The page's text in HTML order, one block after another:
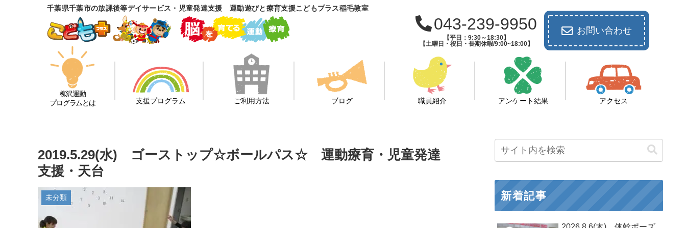
千葉県千葉市の放課後等デイサービス・児童発達支援 運動遊びと療育支援こどもプラス稲毛教室
043-239-9950
【平日：9:30～18:30】
【土曜日・祝日・長期休暇/9:00~18:00】
お問い合わせ
柳沢運動
プログラムとは
支援プログラム ご利用方法 ブログ 職員紹介 アンケート結果 アクセス
2019.5.29(水) ゴーストップ☆ボールパス☆ 運動療育・児童発達
支援・天台
未分類 新着記事